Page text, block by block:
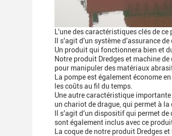
L'une des caractéristiques clés de
Il s'agit d'un système d'assurance
Un produit qui fonctionnera bien et
Notre produit Dredges et machine
pour manipuler des matériaux
La pompe est également économe
les coûts au fil du temps.
Une autre caractéristique
un chariot de drague, qui permet à la
Il s'agit d'un dispositif qui permet
sont également inclus avec ce
La coque de notre produit Dredges